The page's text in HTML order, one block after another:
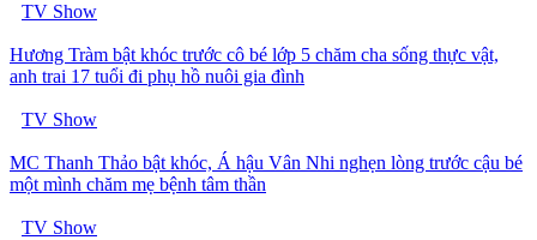
TV Show
Hương Tràm bật khóc trước cô bé lớp 5 chăm cha sống thực vật,
anh trai 17 tuổi đi phụ hồ nuôi gia đình
TV Show
MC Thanh Thảo bật khóc, Á hậu Vân Nhi nghẹn lòng trước cậu bé
một mình chăm mẹ bệnh tâm thần
TV Show